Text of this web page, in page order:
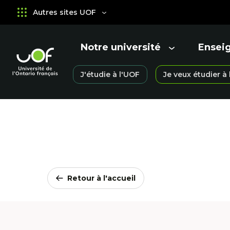
Aller
Passer
Autres sites UOF
Université
Ouvrir
le
menu
Notre université
Ouvrir
le
menu
J'étudie à l'UOF
Ouvrir
Je veux étudier à
Retour à l'accueil